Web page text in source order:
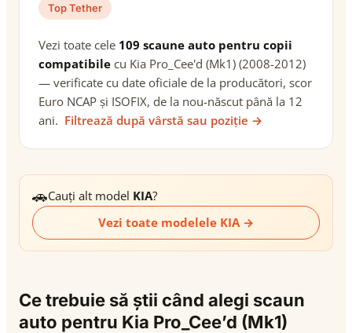
Top Tether
Vezi toate cele 109 scaune auto pentru copii
compatibile cu Kia Pro_Cee'd (Mk1) (2008-2012)
— verificate cu date oficiale de la producători, scor
Euro NCAP și ISOFIX, de la nou-născut până la 12
ani. Filtrează după vârstă sau poziție →
🚗Cauți alt model KIA?
Vezi toate modelele KIA →
Ce trebuie să știi când alegi scaun
auto pentru Kia Pro_Cee’d (Mk1)